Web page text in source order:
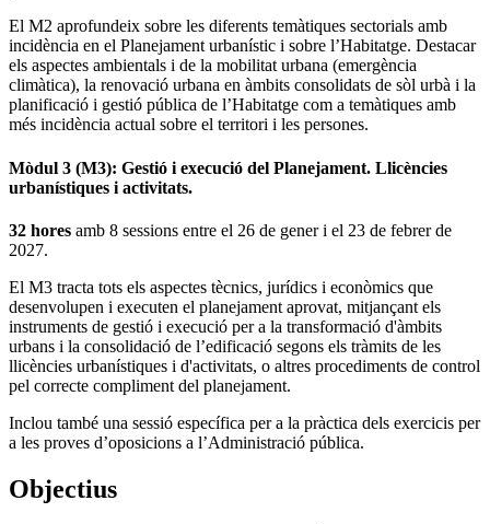
El M2 aprofundeix sobre les diferents temàtiques sectorials amb
incidència en el Planejament urbanístic i sobre l’Habitatge. Destacar
els aspectes ambientals i de la mobilitat urbana (emergència
climàtica), la renovació urbana en àmbits consolidats de sòl urbà i la
planificació i gestió pública de l’Habitatge com a temàtiques amb
més incidència actual sobre el territori i les persones.
Mòdul 3 (M3): Gestió i execució del Planejament. Llicències
urbanístiques i activitats.
32 hores amb 8 sessions entre el 26 de gener i el 23 de febrer de
2027.
El M3 tracta tots els aspectes tècnics, jurídics i econòmics que
desenvolupen i executen el planejament aprovat, mitjançant els
instruments de gestió i execució per a la transformació d'àmbits
urbans i la consolidació de l’edificació segons els tràmits de les
llicències urbanístiques i d'activitats, o altres procediments de control
pel correcte compliment del planejament.
Inclou també una sessió específica per a la pràctica dels exercicis per
a les proves d’oposicions a l’Administració pública.
Objectius